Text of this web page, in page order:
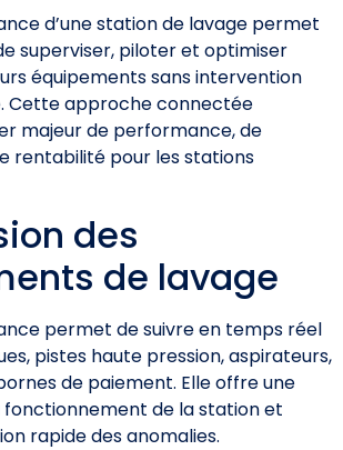
d’une station de lavage permet
superviser, piloter et optimiser
équipements sans intervention
Cette approche connectée
majeur de performance, de
rentabilité pour les stations
des
de lavage
permet de suivre en temps réel
pistes haute pression, aspirateurs,
de paiement. Elle offre une
fonctionnement de la station et
rapide des anomalies.